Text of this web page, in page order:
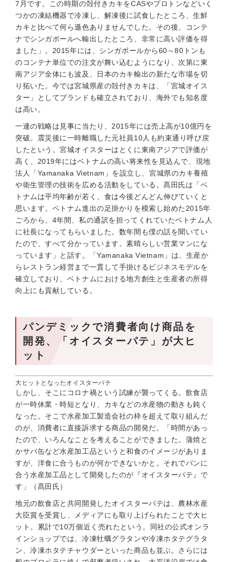
7月です。この時期の殻付きカキをCASやプロトンなどいく
つかの凍結機器で冷凍し、解凍後に試食したところ、生鮮
カキと比べて何ら遜色ありませんでした。その後、コンテ
ナでシンガポールへ輸出したところ、非常に高い評価を得
ました」。2015年には、シンガポールから60～80トンも
のコンテナ単位での注文が舞い込むようになり、次第に東
南アジア全体にも波及、日本のカキ輸出の新たな市場を切
り拓いた。今では宮城県産の殻付きカキは、「宮城オイス
ター」としてブランドも確立されており、海外でも知名度
は高い。
一連の戦略は見事に当たり、2015年には売上高が10億円を
突破。震災後に一時離職した元社員10人も約束通り呼び戻
したという。宮城オイスターはとくに東南アジアで評価が
高く、2019年にはベトナムの高い将来性を見込んで、現地
法人「Yamanaka Vietnam」を設立し、宮城県のカキ養殖
や衛生管理の技術を広める活動をしている。髙田氏は「ベ
トナムは平均年齢が若く、食は今後どんどん伸びていくと
思います。ベトナム進出の足掛かりを模索し始めた2015年
ごろから、4年間、私の通訳を担ってくれていたベトナム人
に社長になってもらいました。数年間も僕の話を聞いてい
たので、すべて分かっています。素晴らしい営業マンにな
っています」と話す。「Yamanaka Vietnam」は、生産か
らレストラン経営まで一貫して手掛けるビジネスモデルを
確立しており、ベトナムにおける地方創生と生産者の所得
向上にも貢献している。
パンデミックで消費者向け商品を
開発、「オイスターパテ」が大ヒ
ット
大ヒットとなったオイスターパテ
しかし、そこにコロナ禍という試練が襲ってくる。飲食店
が一時休業・時短となり、カキなどの水産物の動きも鈍く
なった。そこで水産加工製造会社の枠を超えて取り組んだ
のが、消費者に直接訴求する商品の開発だ。「時間があっ
たので、いろんなことを考えることができました。蒲焼と
かサバ缶など水産加工品というと和食のイメージがありま
すが、洋食に合うものが何かできないかと。それでパンに
合う水産加工品として開発したのが『オイスターパテ』で
す」（髙田氏）
地元の飲食店と共同開発したオイスターパテは、農林水産
大臣賞を受賞し、メディアにも取り上げられたことで大ヒ
ット。累計で10万個近く売れたという。同社の公式オンラ
インショップでは、冷凍牡蠣グラタンや冷凍ホタテグラタ
ン、冷凍ホタテチャウダーといった商品も並ぶ。さらには